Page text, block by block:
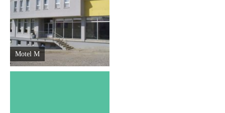
Motel M